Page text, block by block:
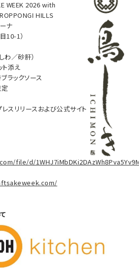
WEEK 2026 with
HILLS
ナ
10-1）
わ／砂肝）
ト添え
ラックソース
スリリースおよび公式サイト
file/d/